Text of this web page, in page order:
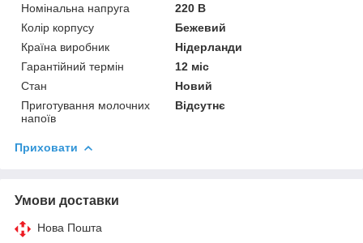
Номінальна напруга
220 В
Колір корпусу
Бежевий
Країна виробник
Нідерланди
Гарантійний термін
12 міс
Стан
Новий
Приготування молочних
напоїв
Відсутнє
Приховати
Умови доставки
Нова Пошта